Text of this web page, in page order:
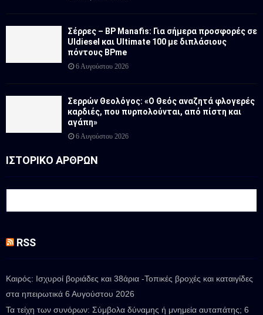
Σέρρες – BP Manafis: Για σήμερα προσφορές σε
Uldiesel και Ultimate 100 με διπλάσιους
πόντους BPme
6 Αυγούστου 2026
Σερρών Θεολόγος: «Ο Θεός αναζητά φλογερές
καρδιές, που πυρπολούνται, από πίστη και
αγάπη»
6 Αυγούστου 2026
ΙΣΤΟΡΙΚΟ ΑΡΘΡΩΝ
RSS
Καιρός: Ισχυροί βοριάδες και 38άρια -Τοπικές βροχές και καταιγίδες
στα ηπειρωτικά 6 Αυγούστου 2026
Τα τείχη των συνόρων: Σύμβολα δύναμης ή μνημεία αυταπάτης; 6